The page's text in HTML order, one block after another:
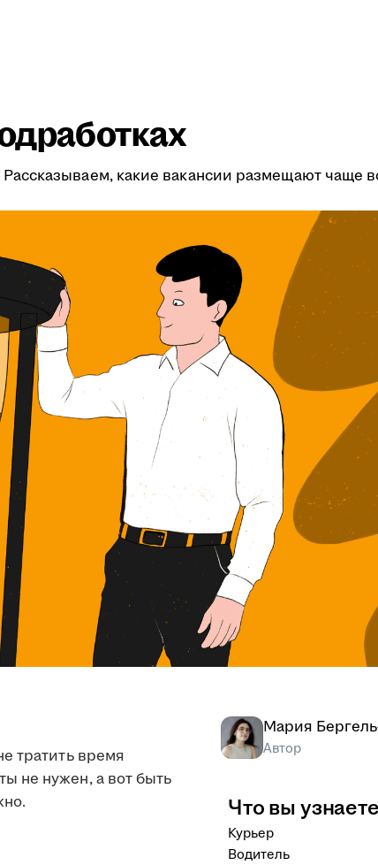
какие вакансии размещают чаще
тратить время
не нужен, а вот быть
Мария
Автор
Что вы узнаете
Курьер
Водитель